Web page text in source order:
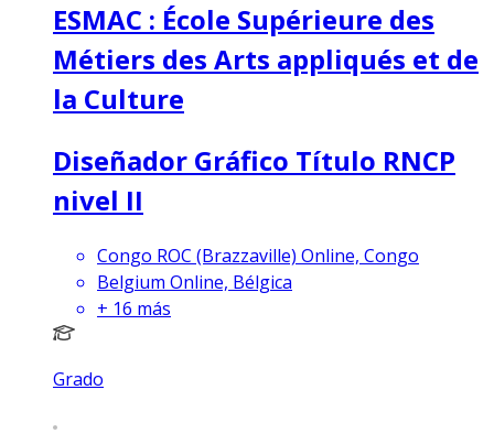
ESMAC : École Supérieure des
Métiers des Arts appliqués et de
la Culture
Diseñador Gráfico Título RNCP
nivel II
Congo ROC (Brazzaville) Online, Congo
Belgium Online, Bélgica
+ 16 más
Grado